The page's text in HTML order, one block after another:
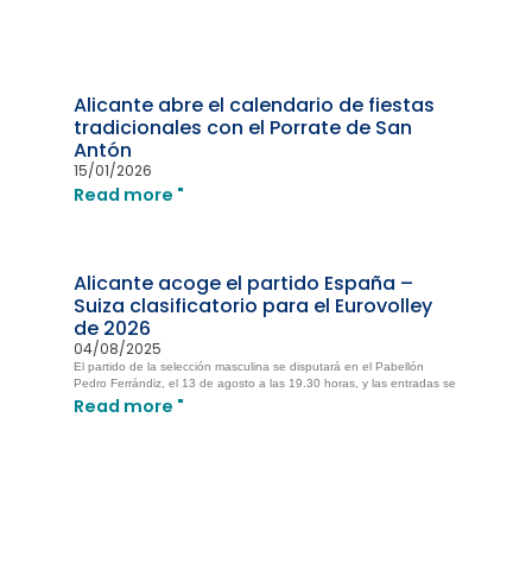
Alicante abre el calendario de fiestas
tradicionales con el Porrate de San
Antón
15/01/2026
Read more "
Alicante acoge el partido España –
Suiza clasificatorio para el Eurovolley
de 2026
04/08/2025
El partido de la selección masculina se disputará en el Pabellón
Pedro Ferrándiz, el 13 de agosto a las 19.30 horas, y las entradas se
Read more "